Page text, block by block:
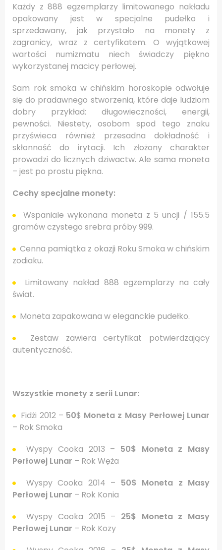
Każdy z 888 egzemplarzy limitowanego nakładu
opakowany jest w specjalne pudełko i
sprzedawany, jak przystało na monety z
zagranicy, wraz z certyfikatem. O wyjątkowej
wartości numizmatu niech świadczy piękno
wykorzystanej macicy perłowej.
Sam rok smoka w chińskim horoskopie odwołuje
się do pradawnego stworzenia, które daje ludziom
dobry przykład: długowieczności, energii,
pewności. Niestety, osobom spod tego znaku
przyświeca również przesadna dokładność i
skłonność do irytacji. Ich złożony charakter
prowadzi do licznych dziwactw. Ale sama moneta
– jest po prostu piękna.
Cechy specjalne monety:
Wspaniale wykonana moneta z 5 uncji / 155.5
gramów czystego srebra próby 999.
Cenna pamiątka z okazji Roku Smoka w chińskim
zodiaku.
Limitowany nakład 888 egzemplarzy na cały
świat.
Moneta zapakowana w eleganckie pudełko.
Zestaw zawiera certyfikat potwierdzający
autentyczność.
Wszystkie monety z serii Lunar:
Fidżi 2012 – 50$ Moneta z Masy Perłowej Lunar
– Rok Smoka
Wyspy Cooka 2013 – 50$ Moneta z Masy
Perłowej Lunar – Rok Węża
Wyspy Cooka 2014 – 50$ Moneta z Masy
Perłowej Lunar – Rok Konia
Wyspy Cooka 2015 – 25$ Moneta z Masy
Perłowej Lunar – Rok Kozy